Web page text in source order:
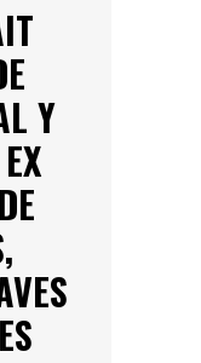
Y